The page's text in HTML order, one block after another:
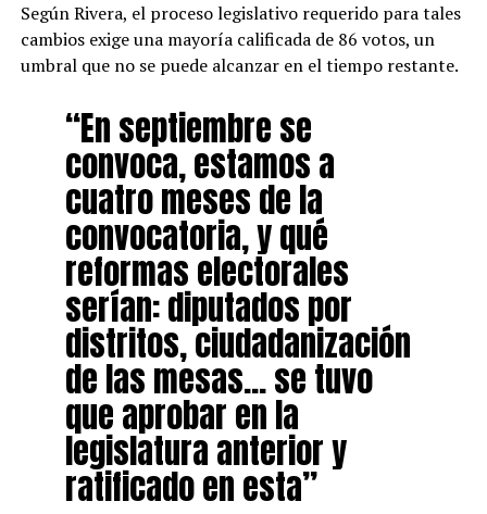
Según Rivera, el proceso legislativo requerido para tales
cambios exige una mayoría calificada de 86 votos, un
umbral que no se puede alcanzar en el tiempo restante.
“En septiembre se
convoca, estamos a
cuatro meses de la
convocatoria, y qué
reformas electorales
serían: diputados por
distritos, ciudadanización
de las mesas… se tuvo
que aprobar en la
legislatura anterior y
ratificado en esta”